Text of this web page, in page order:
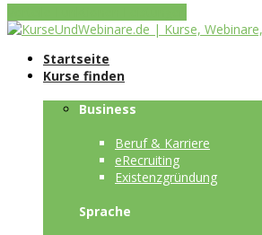
Startseite
Kurse finden
Business
Beruf & Karriere
eRecruiting
Existenzgründung
Sprache